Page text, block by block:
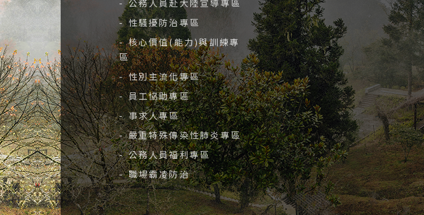
- 公務人員赴大陸宣導專區
- 性騷擾防治專區
- 核心價值(能力)與訓練專
區
- 性別主流化專區
- 員工協助專區
- 事求人專區
- 嚴重特殊傳染性肺炎專區
- 公務人員福利專區
- 職場霸凌防治